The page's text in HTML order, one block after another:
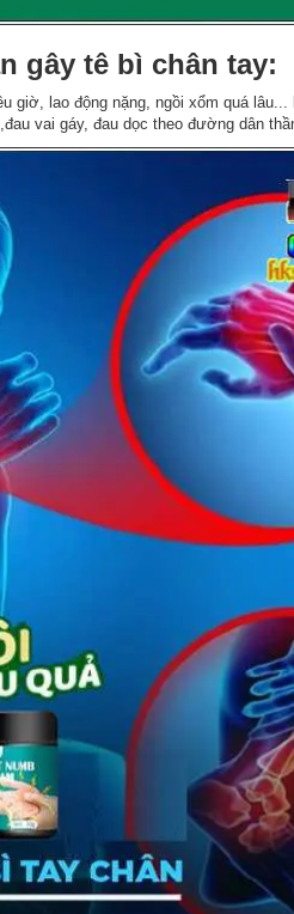
gây tê bì chân tay:
lao động nặng, ngồi xổm quá
vai gáy, đau dọc theo đường dân